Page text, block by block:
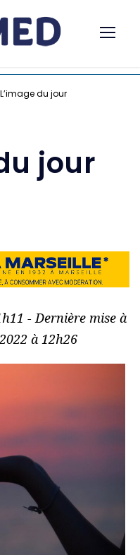
L’image du jour
jour
- Dernière mise à
à 12h26